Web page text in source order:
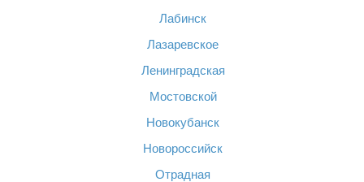
Лабинск
Лазаревское
Ленинградская
Мостовской
Новокубанск
Новороссийск
Отрадная